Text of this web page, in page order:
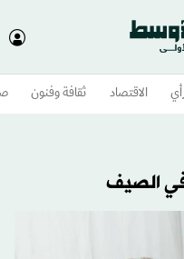
الاقتصاد ثقافة وفنون
الصيف